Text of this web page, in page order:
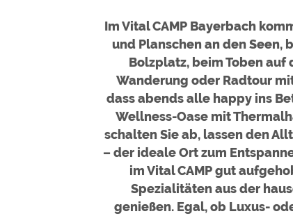
Im Vital CAMP Bayerbach
und Planschen an den Seen,
Bolzplatz, beim Toben
Wanderung oder Radtour
dass abends alle happy ins
Wellness-Oase mit
schalten Sie ab, lassen den
– der ideale Ort zum
im Vital CAMP gut
Spezialitäten aus der
genießen. Egal, ob Luxus-